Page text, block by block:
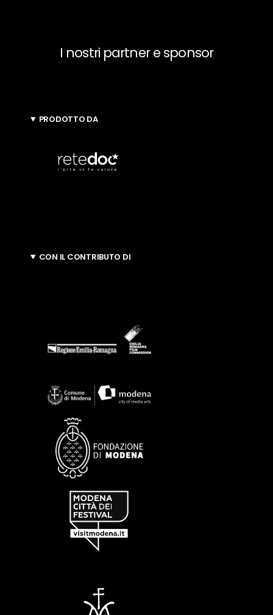
I nostri partner e sponsor
PRODOTTO DA
CON IL CONTRIBUTO DI